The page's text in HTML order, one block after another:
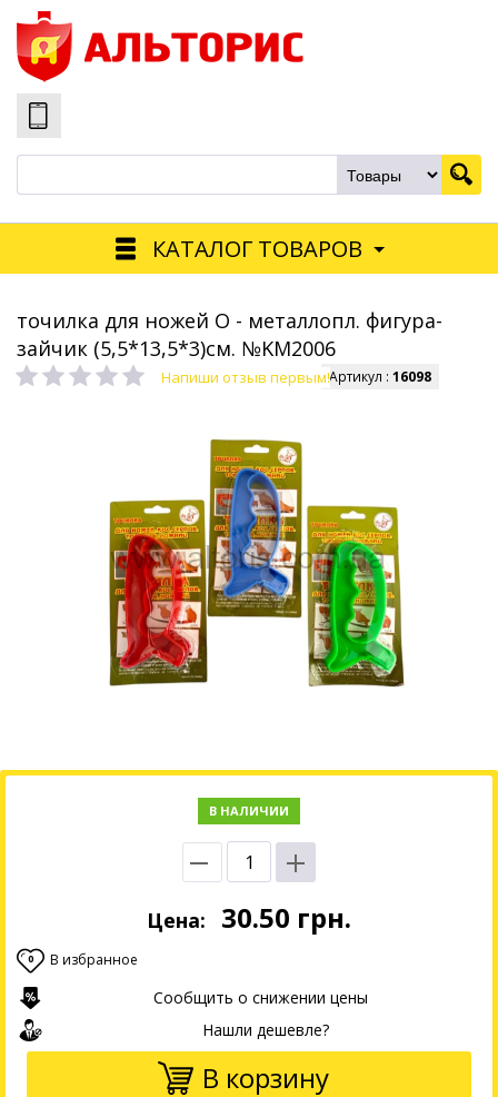
КАТАЛОГ ТОВАРОВ
точилка для ножей О - металлопл. фигура-
зайчик (5,5*13,5*3)см. №KM2006
Напиши отзыв первым!Артикул : 16098
В НАЛИЧИИ
Цена: 30.50 грн.
0 В избранное
Сообщить о снижении цены
Нашли дешевле?
В корзину